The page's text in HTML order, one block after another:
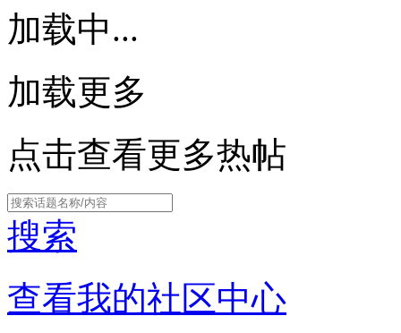
加载中...
加载更多
点击查看更多热帖
搜索
查看我的社区中心